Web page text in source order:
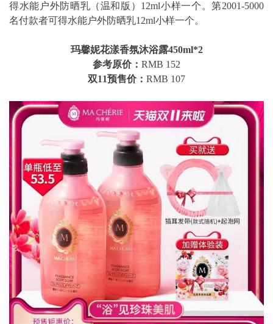
得水能户外防晒乳（温和版）12ml小样一个。第2001-5000
名付款者可得水能户外防晒乳12ml小样一个。
玛馨妮花漾香氛沐浴露450ml*2
参考原价： RMB 152
双11预售价： RMB 107